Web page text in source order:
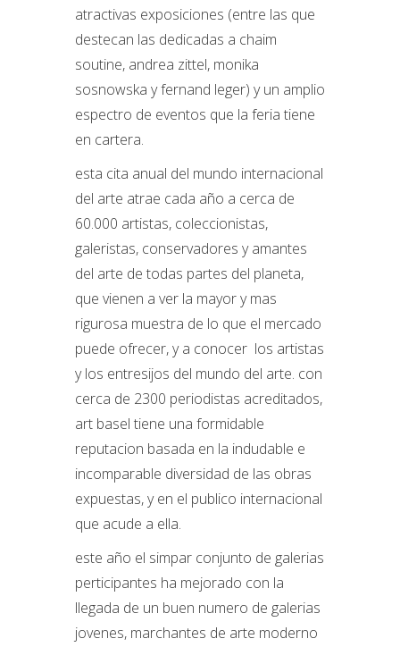
atractivas exposiciones (entre las que
destecan las dedicadas a chaim
soutine, andrea zittel, monika
sosnowska y fernand leger) y un amplio
espectro de eventos que la feria tiene
en cartera.
esta cita anual del mundo internacional
del arte atrae cada año a cerca de
60.000 artistas, coleccionistas,
galeristas, conservadores y amantes
del arte de todas partes del planeta,
que vienen a ver la mayor y mas
rigurosa muestra de lo que el mercado
puede ofrecer, y a conocer los artistas
y los entresijos del mundo del arte. con
cerca de 2300 periodistas acreditados,
art basel tiene una formidable
reputacion basada en la indudable e
incomparable diversidad de las obras
expuestas, y en el publico internacional
que acude a ella.
este año el simpar conjunto de galerias
perticipantes ha mejorado con la
llegada de un buen numero de galerias
jovenes, marchantes de arte moderno